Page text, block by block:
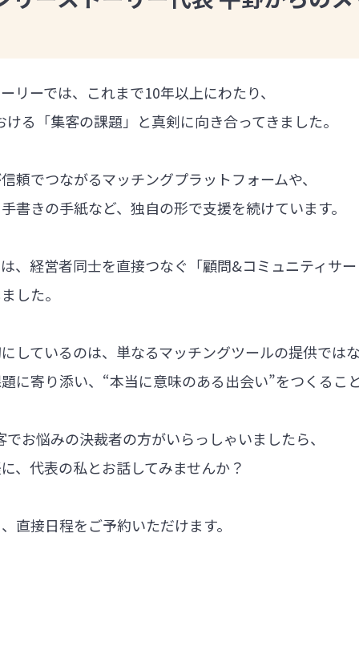
リーでは、これまで10年以上にわたり、
る「集客の課題」と真剣に向き合ってきました。
頼でつながるマッチングプラットフォームや、
書きの手紙など、独自の形で支援を続けています。
、経営者同士を直接つなぐ「顧問&コミュニティサ
した。
しているのは、単なるマッチングツールの提供では
に寄り添い、“本当に意味のある出会い”をつくるこ
お悩みの決裁者の方がいらっしゃいましたら、
、代表の私とお話してみませんか？
直接日程をご予約いただけます。